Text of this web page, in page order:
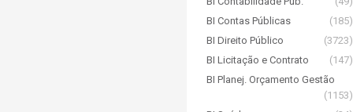
BI Contas Públicas
(185)
BI Direito Público
(3723)
BI Licitação e Contrato
(147)
BI Planej. Orçamento Gestão
(1153)